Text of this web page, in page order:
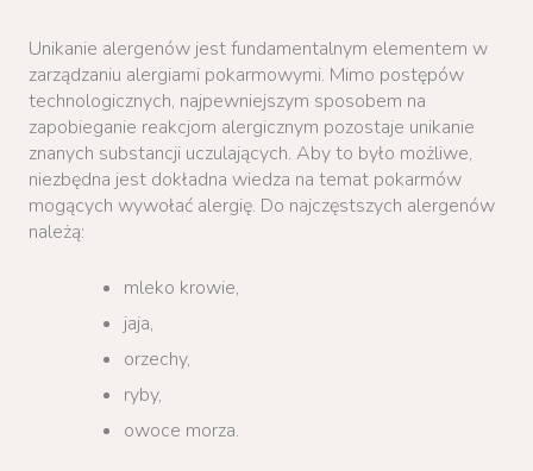
Unikanie alergenów jest fundamentalnym elementem w
zarządzaniu alergiami pokarmowymi. Mimo postępów
technologicznych, najpewniejszym sposobem na
zapobieganie reakcjom alergicznym pozostaje unikanie
znanych substancji uczulających. Aby to było możliwe,
niezbędna jest dokładna wiedza na temat pokarmów
mogących wywołać alergię. Do najczęstszych alergenów
należą:
mleko krowie,
jaja,
orzechy,
ryby,
owoce morza.